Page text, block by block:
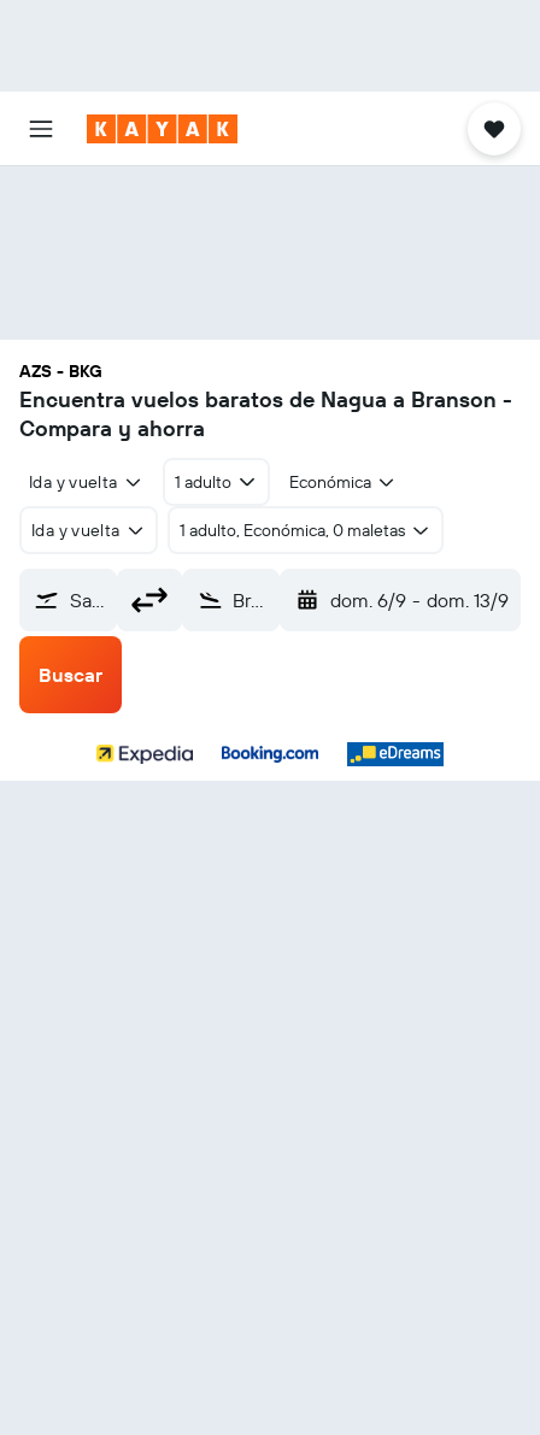
AZS - BKG
Encuentra vuelos baratos de Nagua a Branson -
Compara y ahorra
Ida y vuelta 1 adulto Económica
Ida y vuelta 1 adulto, Económica, 0 maletas
Samaná El Catey (AZS) Branson (BKG) dom. 6/9 - dom. 13/9
Buscar